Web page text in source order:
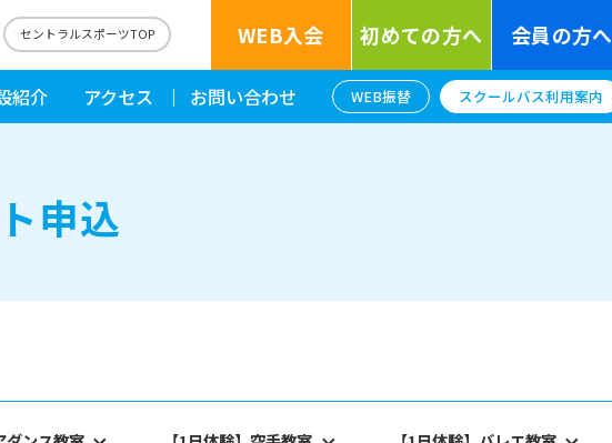
セントラルスポーツTOP WEB入会 初めての方へ 会員の方へ
紹介 アクセス お問い合わせ WEB振替 スクールバス利用案内
申込